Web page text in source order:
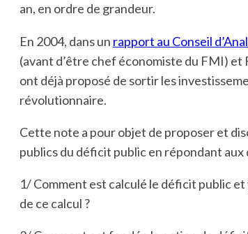
an, en ordre de grandeur.
En 2004, dans un rapport au Conseil
(avant d’être chef économiste du FMI) et
ont déjà proposé de sortir les
révolutionnaire.
Cette note a pour objet de proposer et
publics du déficit public en répondant aux
1/ Comment est calculé le déficit public
de ce calcul ?